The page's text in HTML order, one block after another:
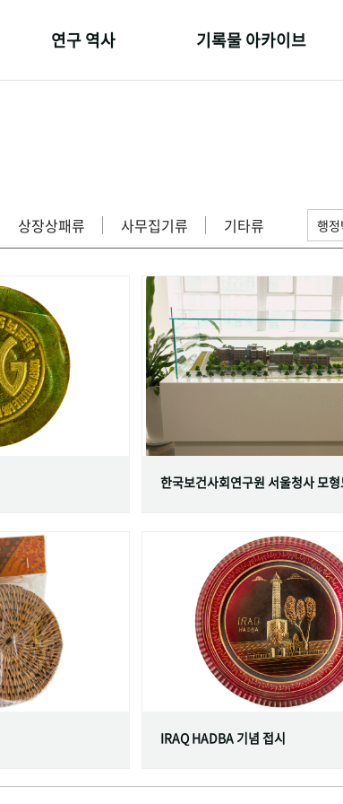
연구 역사
간행물 변천사
기록물 아카이브
영상 기록물
상장상패류 사무집기류 기타류
한국보건사회연구원 서울청사 모형
IRAQ HADBA 기념 접시